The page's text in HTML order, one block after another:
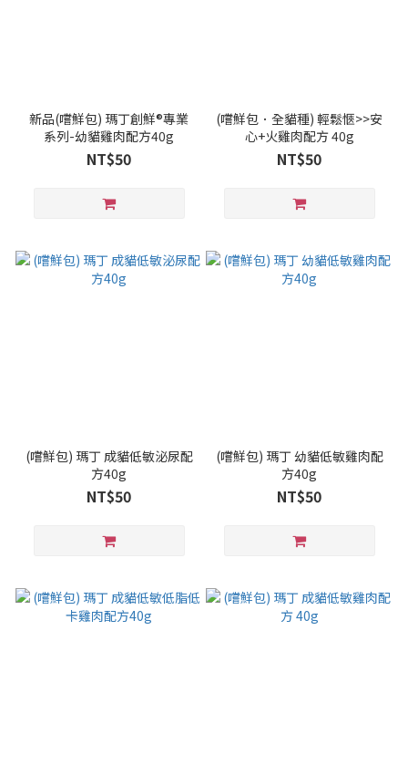
新品(嚐鮮包) 瑪丁創鮮®專業
系列-幼貓雞肉配方40g
NT$50
(嚐鮮包．全貓種) 輕鬆愜>>安
心+火雞肉配方 40g
NT$50
(嚐鮮包) 瑪丁 成貓低敏泌尿配
方40g
NT$50
(嚐鮮包) 瑪丁 幼貓低敏雞肉配
方40g
NT$50